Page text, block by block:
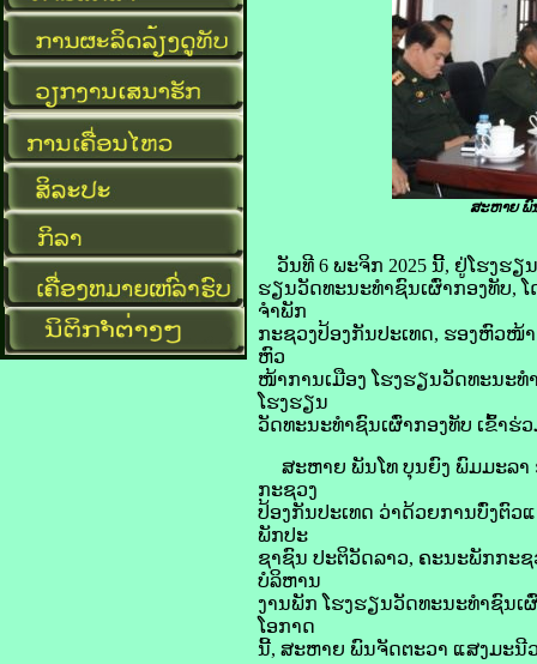
ສະຫາຍ ພົ
ວັນທີ 6 ພະຈິກ 2025 ນີ້, ຢູ່ໂຮງຮ
ຮຽນວັດທະນະທຳຊົນເຜົ່າກອງທັບ,
ຈໍາພັກ
ກະຊວງປ້ອງກັນປະເທດ, ຮອງຫົວໜ້
ຫົວ
ໜ້າການເມືອງ ໂຮງຮຽນວັດທະນະ
ໂຮງຮຽນ
ວັດທະນະທຳຊົນເຜົ່າກອງທັບ ເຂົ້າຮ່
ສະຫາຍ ພັນໂທ ບຸນຍົງ ພົມມະລາ
ກະຊວງ
ປ້ອງກັນປະເທດ ວ່າດ້ວຍການບົ່ງຕົວ
ພັກປະ
ຊາຊົນ ປະຕິວັດລາວ, ຄະນະພັກກະຊ
ບໍລິຫານ
ງານພັກ ໂຮງຮຽນວັດທະນະທຳຊົນ
ໂອກາດ
ນີ້, ສະຫາຍ ພົນຈັດຕະວາ ແສງມະນີ